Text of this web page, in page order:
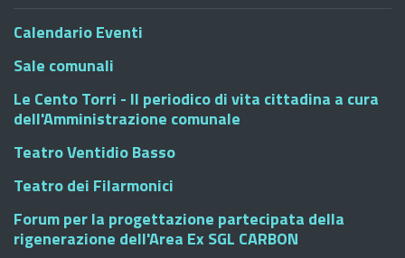
Calendario Eventi
Sale comunali
Le Cento Torri - Il periodico di vita cittadina a cura
dell'Amministrazione comunale
Teatro Ventidio Basso
Teatro dei Filarmonici
Forum per la progettazione partecipata della
rigenerazione dell'Area Ex SGL CARBON